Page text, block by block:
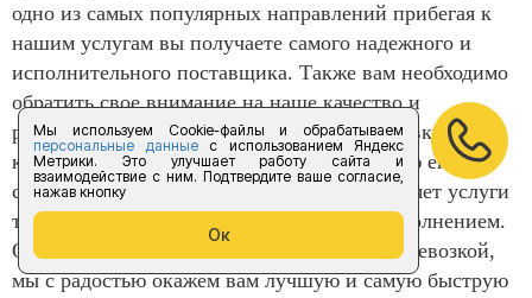
Мы используем Cookie-файлы и обрабатываем
персональные данныес использованием Яндекс
Метрики. Это улучшает работу сайта и
взаимодействие с ним. Подтвердите ваше согласие,
нажав кнопку
Ок
одно из самых популярных направлений прибегая к
нашим услугам вы получаете самого надежного и
исполнительного поставщика. Также вам необходимо
обратить свое внимание на наше качество и
разнообразие машин для перевозки, страховку
которую мы предоставляем, а также полную его
сохранность. Компания «Форус предоставляет услуги
только в полном объеме и следит за их исполнением.
Обязательно обращайтесь к нам за грузоперевозкой,
мы с радостью окажем вам лучшую и самую быструю